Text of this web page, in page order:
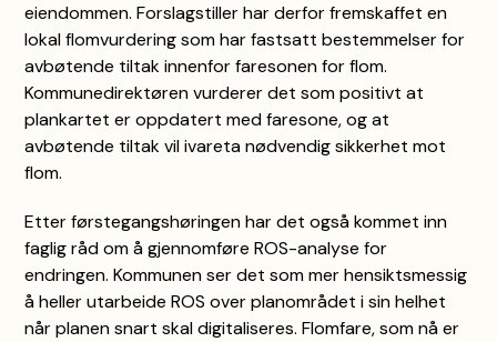
eiendommen. Forslagstiller har derfor fremskaffet en
lokal flomvurdering som har fastsatt bestemmelser for
avbøtende tiltak innenfor faresonen for flom.
Kommunedirektøren vurderer det som positivt at
plankartet er oppdatert med faresone, og at
avbøtende tiltak vil ivareta nødvendig sikkerhet mot
flom.
Etter førstegangshøringen har det også kommet inn
faglig råd om å gjennomføre ROS-analyse for
endringen. Kommunen ser det som mer hensiktsmessig
å heller utarbeide ROS over planområdet i sin helhet
når planen snart skal digitaliseres. Flomfare, som nå er